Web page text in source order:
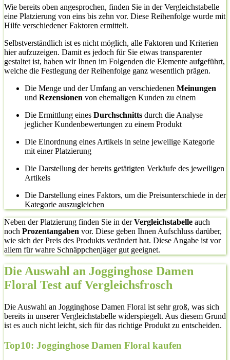
Wie bereits oben angesprochen, finden Sie in der Vergleichstabelle
eine Platzierung von eins bis zehn vor. Diese Reihenfolge wurde mit
Hilfe verschiedener Faktoren ermittelt.
Selbstverständlich ist es nicht möglich, alle Faktoren und Kriterien
hier aufzuzeigen. Damit es jedoch für Sie etwas transparenter
gestaltet ist, haben wir Ihnen im Folgenden die Elemente aufgeführt,
welche die Festlegung der Reihenfolge ganz wesentlich prägen.
Die Menge und der Umfang an verschiedenen Meinungen
und Rezensionen von ehemaligen Kunden zu einem
Die Ermittlung eines Durchschnitts durch die Analyse
jeglicher Kundenbewertungen zu einem Produkt
Die Einordnung eines Artikels in seine jeweilige Kategorie
mit einer Platzierung
Die Darstellung der bereits getätigten Verkäufe des jeweiligen
Artikels
Die Darstellung eines Faktors, um die Preisunterschiede in der
Kategorie auszugleichen
Neben der Platzierung finden Sie in derVergleichstabelle auch
noch Prozentangaben vor. Diese geben Ihnen Aufschluss darüber,
wie sich der Preis des Produkts verändert hat. Diese Angabe ist vor
allem für wahre Schnäppchenjäger gut geeignet.
Die Auswahl an Jogginghose Damen
Floral Test auf Vergleichsfrosch
Die Auswahl an Jogginghose Damen Floral ist sehr groß, was sich
bereits in unserer Vergleichstabelle widerspiegelt. Aus diesem Grund
ist es auch nicht leicht, sich für das richtige Produkt zu entscheiden.
Top10: Jogginghose Damen Floral kaufen